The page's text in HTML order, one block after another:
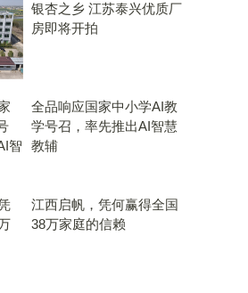
银杏之乡 江苏泰兴优质厂
房即将开拍
全品响应国家中小学AI教
学号召，率先推出AI智慧
教辅
江西启帆，凭何赢得全国
38万家庭的信赖